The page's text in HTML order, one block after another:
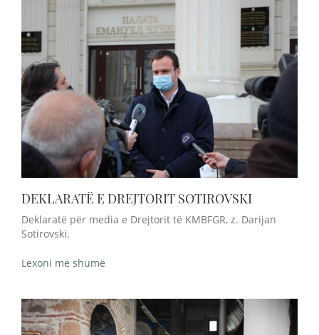
DEKLARATË E DREJTORIT SOTIROVSKI
Deklaratë për media e Drejtorit të KMBFGR, z. Darijan
Sotirovski.
Lexoni më shumë